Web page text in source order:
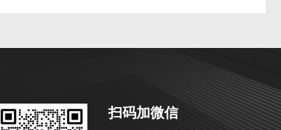
扫码加微信